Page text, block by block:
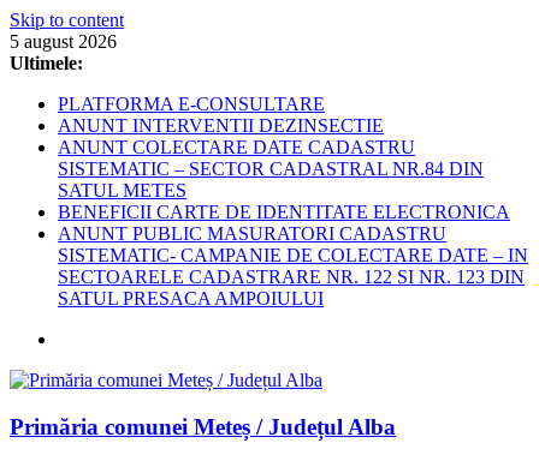
Skip to content
5 august 2026
Ultimele:
PLATFORMA E-CONSULTARE
ANUNT INTERVENTII DEZINSECTIE
ANUNT COLECTARE DATE CADASTRU
SISTEMATIC – SECTOR CADASTRAL NR.84 DIN
SATUL METES
BENEFICII CARTE DE IDENTITATE ELECTRONICA
ANUNT PUBLIC MASURATORI CADASTRU
SISTEMATIC- CAMPANIE DE COLECTARE DATE – IN
SECTOARELE CADASTRARE NR. 122 SI NR. 123 DIN
SATUL PRESACA AMPOIULUI
Primăria comunei Meteș / Județul Alba